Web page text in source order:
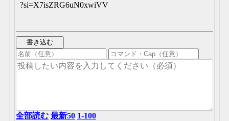
?si=X7isZRG6uN0xwiVV
全部読む 最新50 1-100